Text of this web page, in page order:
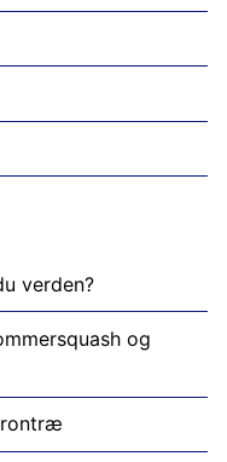
verden?
og